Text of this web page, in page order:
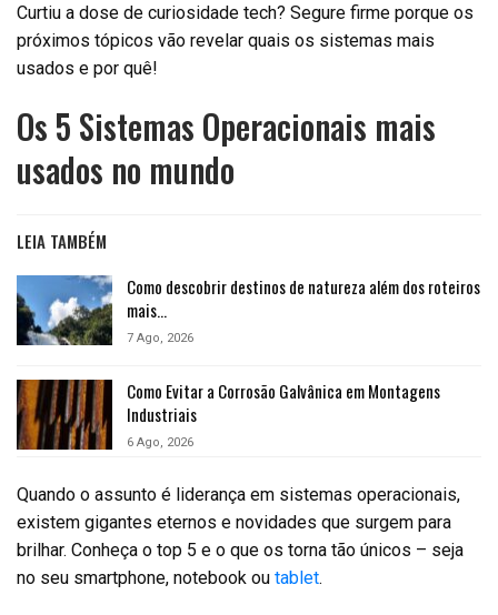
Curtiu a dose de curiosidade tech? Segure firme porque os
próximos tópicos vão revelar quais os sistemas mais
usados e por quê!
Os 5 Sistemas Operacionais mais
usados no mundo
LEIA TAMBÉM
Como descobrir destinos de natureza além dos roteiros
mais…
7 Ago, 2026
Como Evitar a Corrosão Galvânica em Montagens
Industriais
6 Ago, 2026
Quando o assunto é liderança em sistemas operacionais,
existem gigantes eternos e novidades que surgem para
brilhar. Conheça o top 5 e o que os torna tão únicos – seja
no seu smartphone, notebook ou tablet.